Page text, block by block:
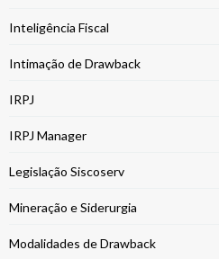
Inteligência Fiscal
Intimação de Drawback
IRPJ
IRPJ Manager
Legislação Siscoserv
Mineração e Siderurgia
Modalidades de Drawback